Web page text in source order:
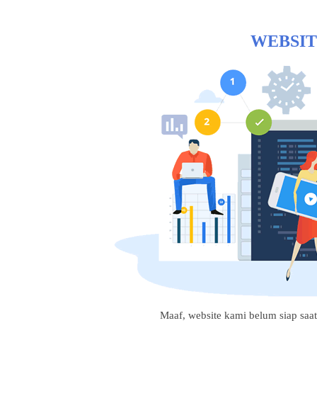
Maaf, website kami belum siap